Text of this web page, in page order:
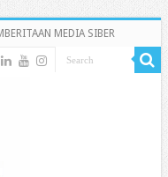
MEDIA SIBER